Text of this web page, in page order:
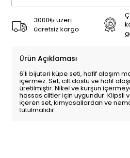
3000₺ üzeri
ücretsiz kargo
Ürün Açıklaması
6'lı bijuteri küpe seti, hafif alaşım
içermez. Set, cilt dostu ve hafif
üretilmiştir. Nikel ve kurşun
hassas ciltler için uygundur. Klipsli
içeren set, kimyasallardan ve
tutulmalıdır.